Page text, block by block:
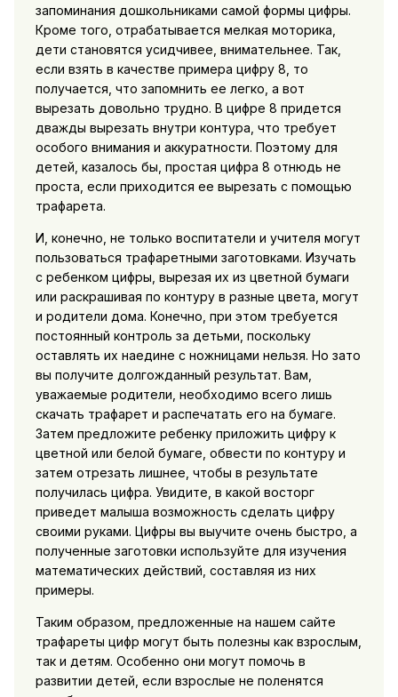
запоминания дошкольниками самой формы цифры.
Кроме того, отрабатывается мелкая моторика,
дети становятся усидчивее, внимательнее. Так,
если взять в качестве примера цифру 8, то
получается, что запомнить ее легко, а вот
вырезать довольно трудно. В цифре 8 придется
дважды вырезать внутри контура, что требует
особого внимания и аккуратности. Поэтому для
детей, казалось бы, простая цифра 8 отнюдь не
проста, если приходится ее вырезать с помощью
трафарета.
И, конечно, не только воспитатели и учителя могут
пользоваться трафаретными заготовками. Изучать
с ребенком цифры, вырезая их из цветной бумаги
или раскрашивая по контуру в разные цвета, могут
и родители дома. Конечно, при этом требуется
постоянный контроль за детьми, поскольку
оставлять их наедине с ножницами нельзя. Но зато
вы получите долгожданный результат. Вам,
уважаемые родители, необходимо всего лишь
скачать трафарет и распечатать его на бумаге.
Затем предложите ребенку приложить цифру к
цветной или белой бумаге, обвести по контуру и
затем отрезать лишнее, чтобы в результате
получилась цифра. Увидите, в какой восторг
приведет малыша возможность сделать цифру
своими руками. Цифры вы выучите очень быстро, а
полученные заготовки используйте для изучения
математических действий, составляя из них
примеры.
Таким образом, предложенные на нашем сайте
трафареты цифр могут быть полезны как взрослым,
так и детям. Особенно они могут помочь в
развитии детей, если взрослые не поленятся